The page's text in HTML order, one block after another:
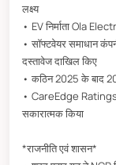
लक्ष्य
• EV निर्माता Ola
• सॉफ्टवेयर समाधान
दस्तावेज दाखिल किए
• कठिन 2025 के बाद
• CareEdge
सकारात्मक किया
*राजनीति एवं शासन*